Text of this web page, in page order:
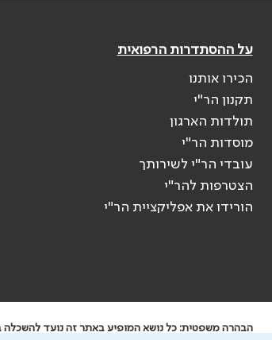
על ההסתדרות הרפואית
הכירו אותנו
תקנון הר"י
תולדות הארגון
מוסדות הר"י
עובדי הר"י לשירותך
הצטרפות להר"י
הורידו את אפליקציית הר"י
הבהרה משפטית: כל נושא המופיע באתר זה נועד להשכלה